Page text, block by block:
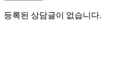
등록된 상담글이 없습니다.